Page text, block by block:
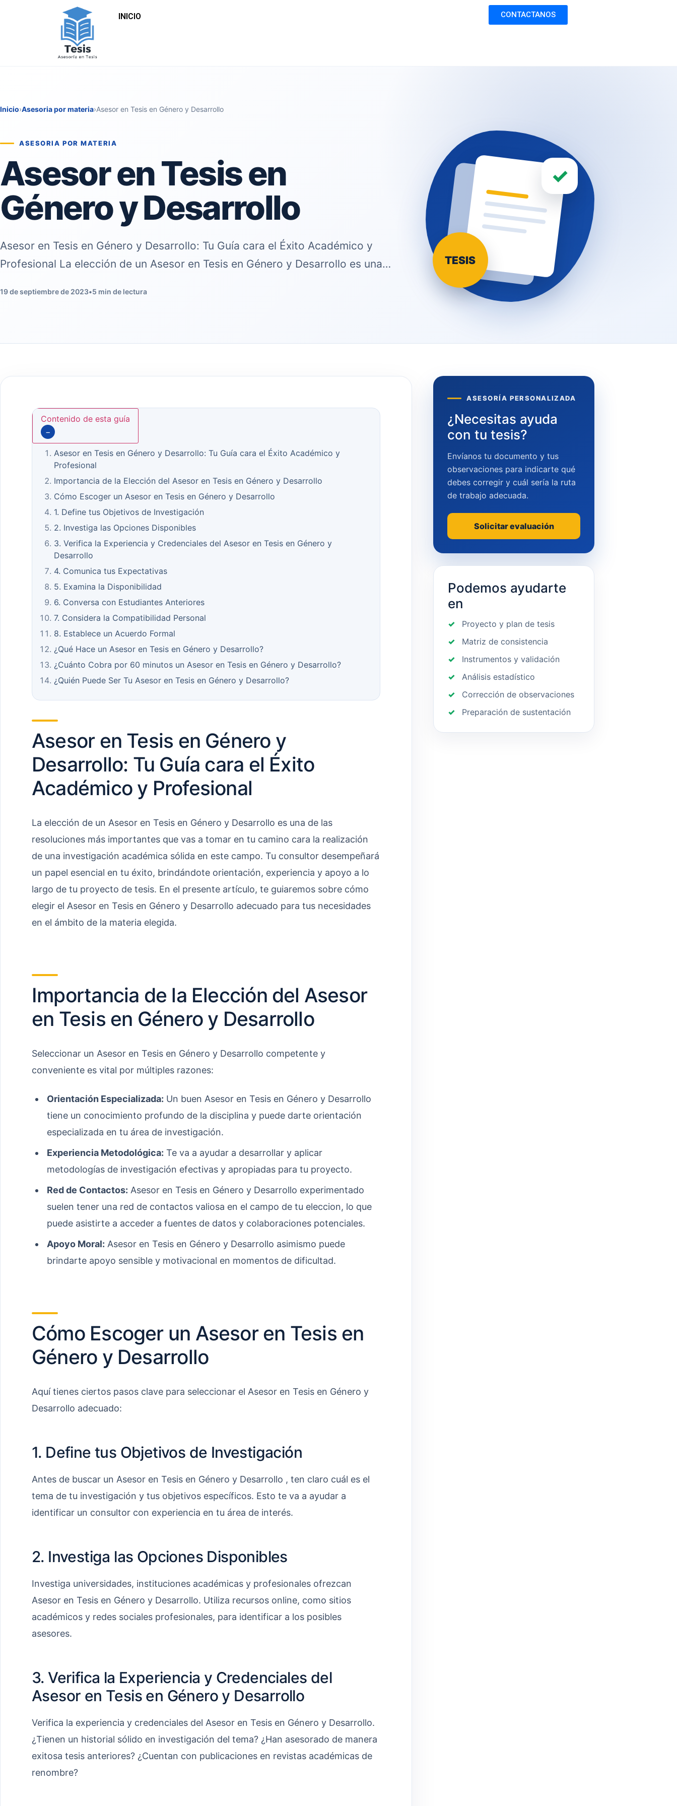
INICIO CONTACTANOS
Inicio›Asesoria por materia›Asesor en Tesis en Género y Desarrollo
ASESORIA POR MATERIA
Asesor en Tesis en
Género y Desarrollo
Asesor en Tesis en Género y Desarrollo: Tu Guía cara el Éxito Académico y
Profesional La elección de un Asesor en Tesis en Género y Desarrollo es una…
19 de septiembre de 2023•5 min de lectura
✓
TESIS
Contenido de esta guía
−
Asesor en Tesis en Género y Desarrollo: Tu Guía cara el Éxito Académico y
Profesional
Importancia de la Elección del Asesor en Tesis en Género y Desarrollo
Cómo Escoger un Asesor en Tesis en Género y Desarrollo
1. Define tus Objetivos de Investigación
2. Investiga las Opciones Disponibles
3. Verifica la Experiencia y Credenciales del Asesor en Tesis en Género y
Desarrollo
4. Comunica tus Expectativas
5. Examina la Disponibilidad
6. Conversa con Estudiantes Anteriores
7. Considera la Compatibilidad Personal
8. Establece un Acuerdo Formal
¿Qué Hace un Asesor en Tesis en Género y Desarrollo?
¿Cuánto Cobra por 60 minutos un Asesor en Tesis en Género y Desarrollo?
¿Quién Puede Ser Tu Asesor en Tesis en Género y Desarrollo?
Asesor en Tesis en Género y
Desarrollo: Tu Guía cara el Éxito
Académico y Profesional
La elección de un Asesor en Tesis en Género y Desarrollo es una de las
resoluciones más importantes que vas a tomar en tu camino cara la realización
de una investigación académica sólida en este campo. Tu consultor desempeñará
un papel esencial en tu éxito, brindándote orientación, experiencia y apoyo a lo
largo de tu proyecto de tesis. En el presente artículo, te guiaremos sobre cómo
elegir el Asesor en Tesis en Género y Desarrollo adecuado para tus necesidades
en el ámbito de la materia elegida.
Importancia de la Elección del Asesor
en Tesis en Género y Desarrollo
Seleccionar un Asesor en Tesis en Género y Desarrollo competente y
conveniente es vital por múltiples razones:
Orientación Especializada: Un buen Asesor en Tesis en Género y Desarrollo
tiene un conocimiento profundo de la disciplina y puede darte orientación
especializada en tu área de investigación.
Experiencia Metodológica: Te va a ayudar a desarrollar y aplicar
metodologías de investigación efectivas y apropiadas para tu proyecto.
Red de Contactos: Asesor en Tesis en Género y Desarrollo experimentado
suelen tener una red de contactos valiosa en el campo de tu eleccion, lo que
puede asistirte a acceder a fuentes de datos y colaboraciones potenciales.
Apoyo Moral: Asesor en Tesis en Género y Desarrollo asimismo puede
brindarte apoyo sensible y motivacional en momentos de dificultad.
Cómo Escoger un Asesor en Tesis en
Género y Desarrollo
Aquí tienes ciertos pasos clave para seleccionar el Asesor en Tesis en Género y
Desarrollo adecuado:
1. Define tus Objetivos de Investigación
Antes de buscar un Asesor en Tesis en Género y Desarrollo , ten claro cuál es el
tema de tu investigación y tus objetivos específicos. Esto te va a ayudar a
identificar un consultor con experiencia en tu área de interés.
2. Investiga las Opciones Disponibles
Investiga universidades, instituciones académicas y profesionales ofrezcan
Asesor en Tesis en Género y Desarrollo. Utiliza recursos online, como sitios
académicos y redes sociales profesionales, para identificar a los posibles
asesores.
3. Verifica la Experiencia y Credenciales del
Asesor en Tesis en Género y Desarrollo
Verifica la experiencia y credenciales del Asesor en Tesis en Género y Desarrollo.
¿Tienen un historial sólido en investigación del tema? ¿Han asesorado de manera
exitosa tesis anteriores? ¿Cuentan con publicaciones en revistas académicas de
renombre?
ASESORÍA PERSONALIZADA
¿Necesitas ayuda
con tu tesis?
Envíanos tu documento y tus
observaciones para indicarte qué
debes corregir y cuál sería la ruta
de trabajo adecuada.
Solicitar evaluación
Podemos ayudarte
en
Proyecto y plan de tesis
Matriz de consistencia
Instrumentos y validación
Análisis estadístico
Corrección de observaciones
Preparación de sustentación